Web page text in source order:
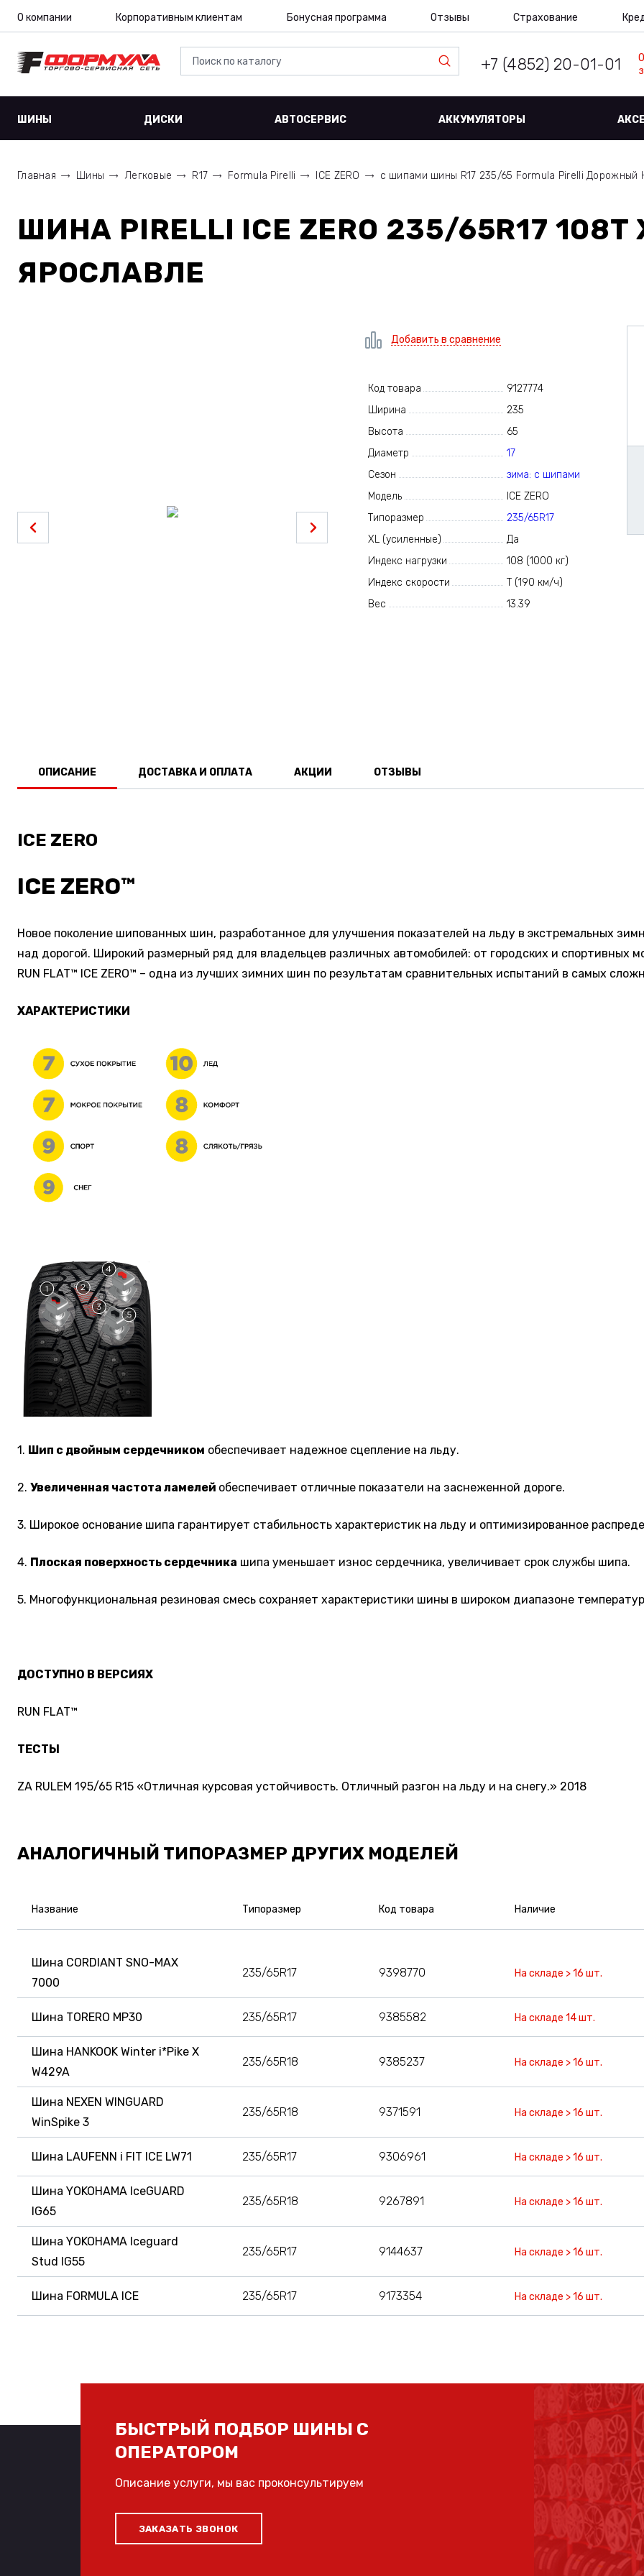
О компании Корпоративным клиентам Бонусная программа Отзывы Страхование
+7 (4852) 20-01-01
ШИНЫ ДИСКИ АВТОСЕРВИС АККУМУЛЯТОРЫ
Главная Шины Легковые R17 Formula Pirelli ICE ZERO с шипами шины R17 235/65 Formula Pirelli Дорожный
ШИНА PIRELLI ICE ZERO 235/65R17
ЯРОСЛАВЛЕ
Добавить в сравнение
Код товара
9127774
Ширина
235
Высота
65
Диаметр
17
Сезон
зима: с шипами
Модель
ICE ZERO
Типоразмер
235/65R17
XL (усиленные)
Да
Индекс нагрузки
108 (1000 кг)
Индекс скорости
T (190 км/ч)
Вес
13.39
ОПИСАНИЕ ДОСТАВКА И ОПЛАТА АКЦИИ ОТЗЫВЫ
ICE ZERO
ICE ZERO™
Новое поколение шипованных шин, разработанное для улучшения показателей на льду в экстремальных
над дорогой. Широкий размерный ряд для владельцев различных автомобилей: от городских и спортивных
RUN FLAT™ ICE ZERO™ – одна из лучших зимних шин по результатам сравнительных испытаний в самых
ХАРАКТЕРИСТИКИ
1. Шип с двойным сердечником обеспечивает надежное сцепление на льду.
2. Увеличенная частота ламелей обеспечивает отличные показатели на заснеженной дороге.
3. Широкое основание шипа гарантирует стабильность характеристик на льду и оптимизированное
4. Плоская поверхность сердечника шипа уменьшает износ сердечника, увеличивает срок службы шипа.
5. Многофункциональная резиновая смесь сохраняет характеристики шины в широком диапазоне температур
ДОСТУПНО В ВЕРСИЯХ
RUN FLAT™
ТЕСТЫ
ZA RULEM 195/65 R15 «Отличная курсовая устойчивость. Отличный разгон на льду и на снегу.» 2018
АНАЛОГИЧНЫЙ ТИПОРАЗМЕР ДРУГИХ МОДЕЛЕЙ
Название Типоразмер Код товара Наличие
Шина CORDIANT SNO-MAX
7000
235/65R17 9398770 На складе > 16 шт.
Шина TORERO MP30 235/65R17 9385582 На складе 14 шт.
Шина HANKOOK Winter i*Pike X
W429A
235/65R18 9385237 На складе > 16 шт.
Шина NEXEN WINGUARD
WinSpike 3
235/65R18 9371591 На складе > 16 шт.
Шина LAUFENN i FIT ICE LW71 235/65R17 9306961 На складе > 16 шт.
Шина YOKOHAMA IceGUARD
IG65
235/65R18 9267891 На складе > 16 шт.
Шина YOKOHAMA Iceguard
Stud IG55
235/65R17 9144637 На складе > 16 шт.
Шина FORMULA ICE 235/65R17 9173354 На складе > 16 шт.
БЫСТРЫЙ ПОДБОР ШИНЫ С
ОПЕРАТОРОМ
Описание услуги, мы вас проконсультируем
ЗАКАЗАТЬ ЗВОНОК